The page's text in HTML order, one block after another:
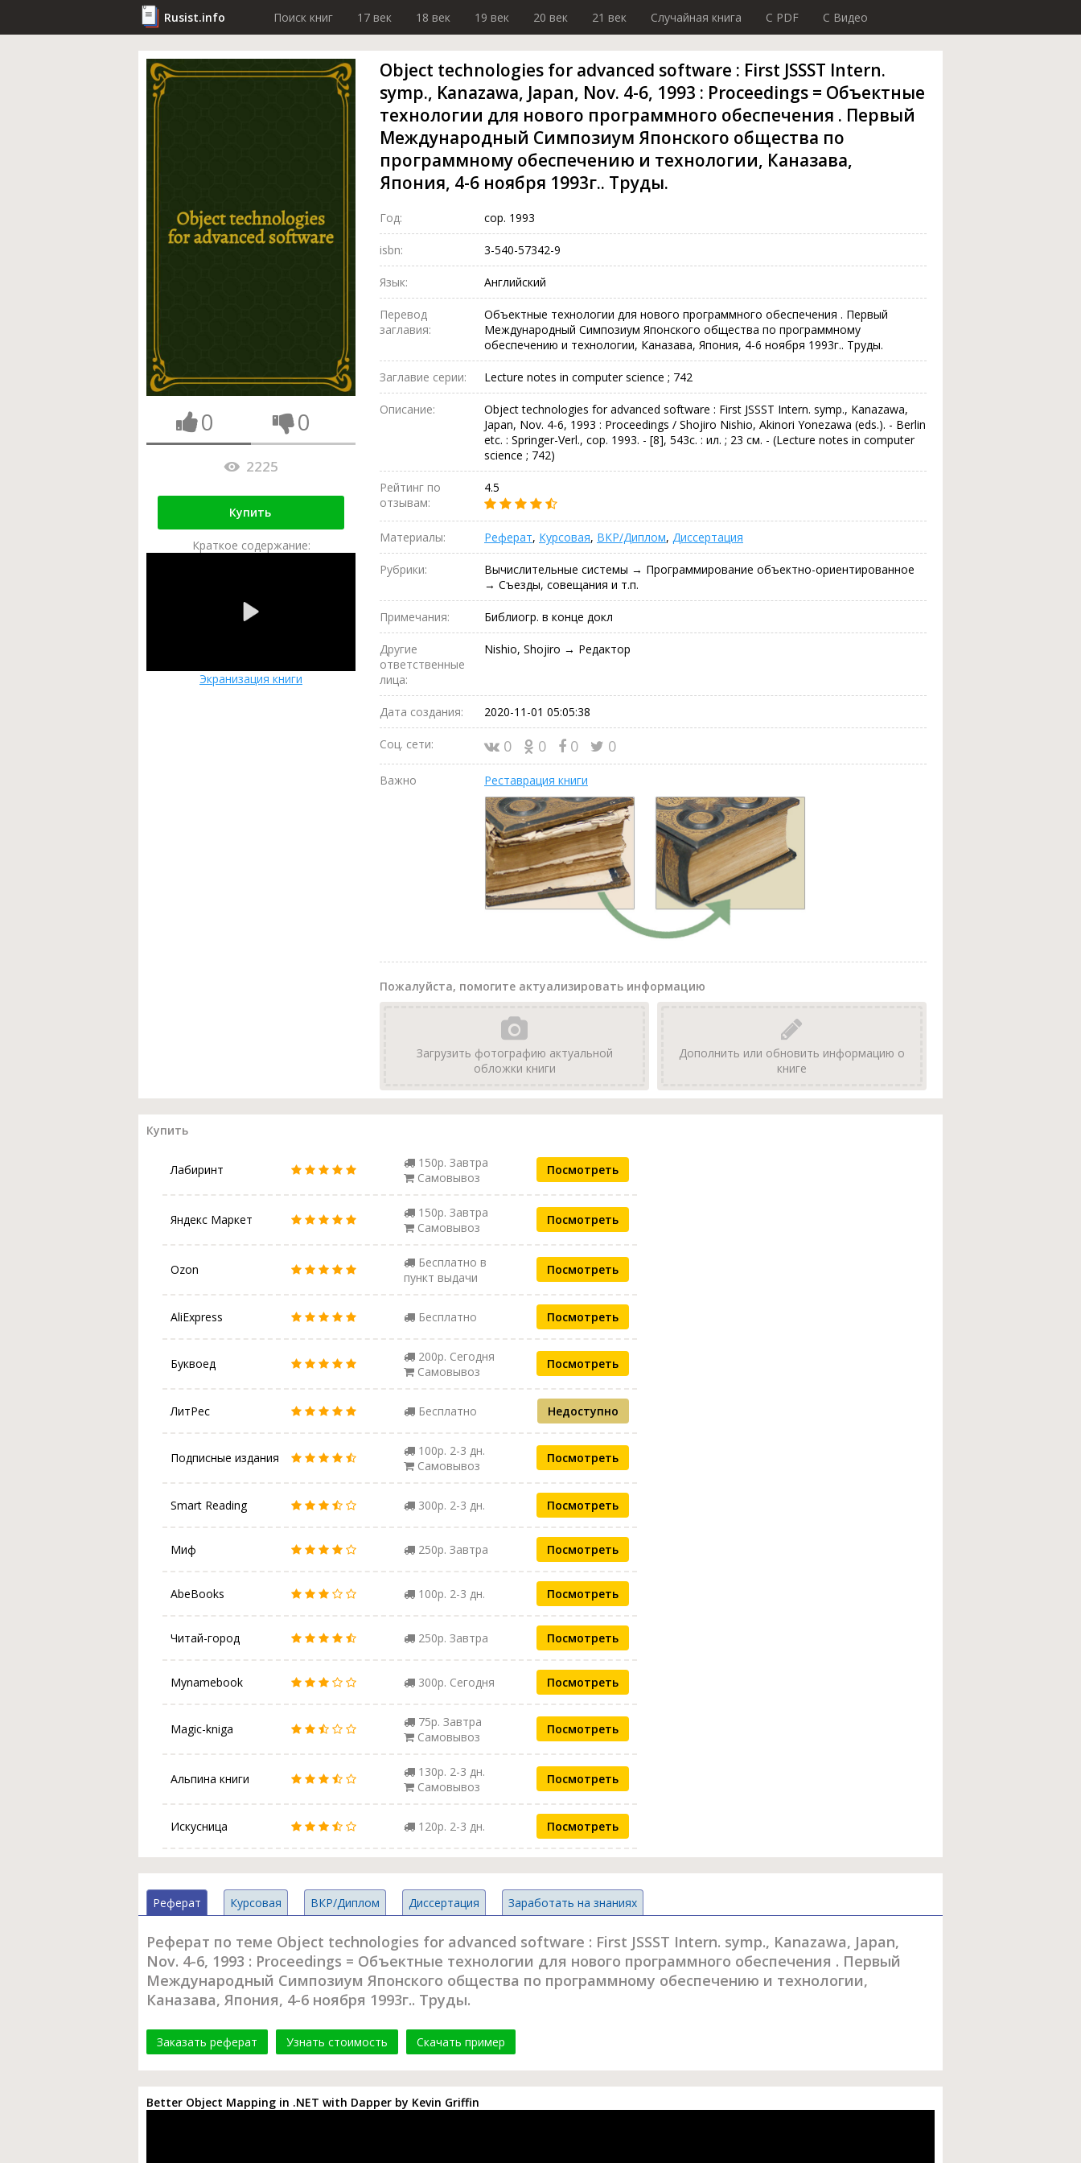
Rusist.info Поиск книг 17 век 18 век 19 век 20 век 21 век Случайная книга C PDF C Видео
0 0
2225
Купить
Краткое содержание:
Экранизация книги
Object technologies for advanced software : First JSSST Intern.
symp., Kanazawa, Japan, Nov. 4-6, 1993 : Proceedings = Объектные
технологии для нового программного обеспечения . Первый
Международный Симпозиум Японского общества по
программному обеспечению и технологии, Каназава,
Япония, 4-6 ноября 1993г.. Труды.
Год: cop. 1993
isbn: 3-540-57342-9
Язык: Английский
Перевод
заглавия:
Объектные технологии для нового программного обеспечения . Первый
Международный Симпозиум Японского общества по программному
обеспечению и технологии, Каназава, Япония, 4-6 ноября 1993г.. Труды.
Заглавие серии: Lecture notes in computer science ; 742
Описание:
Object technologies for advanced software : First JSSST Intern. symp., Kanazawa,
Japan, Nov. 4-6, 1993 : Proceedings / Shojiro Nishio, Akinori Yonezawa (eds.). - Berlin
etc. : Springer-Verl., cop. 1993. - [8], 543c. : ил. ; 23 см. - (Lecture notes in computer
science ; 742)
Рейтинг по
отзывам:
4.5
Материалы: Реферат, Курсовая, ВКР/Диплом, Диссертация
Рубрики:
Вычислительные системы → Программирование объектно-ориентированное
→ Съезды, совещания и т.п.
Примечания: Библиогр. в конце докл
Другие
ответственные
лица:
Nishio, Shojiro → Редактор
Дата создания: 2020-11-01 05:05:38
Соц. сети: 0 0 0 0
Важно Реставрация книги
Пожалуйста, помогите актуализировать информацию
Загрузить фотографию актуальной
обложки книги
Дополнить или обновить информацию о
книге
Купить
Лабиринт
150р. Завтра
Самовывоз
Посмотреть
Яндекс Маркет
150р. Завтра
Самовывоз
Посмотреть
Ozon
Бесплатно в
пункт выдачи
Посмотреть
AliExpress Бесплатно Посмотреть
Буквоед
200р. Сегодня
Самовывоз
Посмотреть
ЛитРес Бесплатно Недоступно
Подписные издания
100р. 2-3 дн.
Самовывоз
Посмотреть
Smart Reading 300р. 2-3 дн. Посмотреть
Миф 250р. Завтра Посмотреть
AbeBooks 100р. 2-3 дн. Посмотреть
Читай-город 250р. Завтра Посмотреть
Mynamebook 300р. Сегодня Посмотреть
Magic-kniga
75р. Завтра
Самовывоз
Посмотреть
Альпина книги
130р. 2-3 дн.
Самовывоз
Посмотреть
Искусница 120р. 2-3 дн. Посмотреть
Реферат Курсовая ВКР/Диплом Диссертация Заработать на знаниях
Реферат по теме Object technologies for advanced software : First JSSST Intern. symp., Kanazawa, Japan,
Nov. 4-6, 1993 : Proceedings = Объектные технологии для нового программного обеспечения . Первый
Международный Симпозиум Японского общества по программному обеспечению и технологии,
Каназава, Япония, 4-6 ноября 1993г.. Труды.
Заказать реферат Узнать стоимость Скачать пример
Better Object Mapping in .NET with Dapper by Kevin Griffin